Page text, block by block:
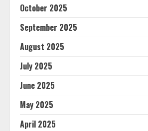
October 2025
September 2025
August 2025
July 2025
June 2025
May 2025
April 2025